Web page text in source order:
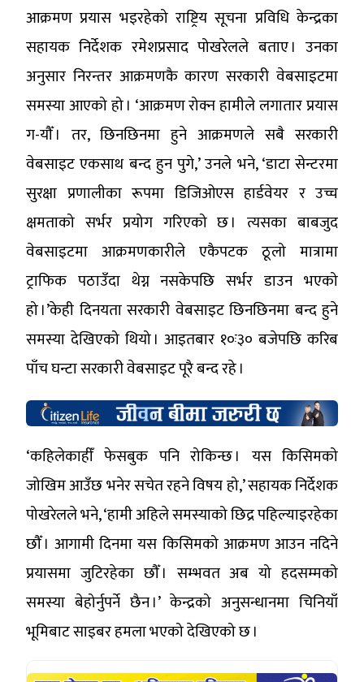
आक्रमण प्रयास भइरहेको राष्ट्रिय सूचना प्रविधि केन्द्रका
सहायक निर्देशक रमेशप्रसाद पोखरेलले बताए । उनका
अनुसार निरन्तर आक्रमणकै कारण सरकारी वेबसाइटमा
समस्या आएको हो । ‘आक्रमण रोक्न हामीले लगातार प्रयास
ग-यौँ । तर, छिनछिनमा हुने आक्रमणले सबै सरकारी
वेबसाइट एकसाथ बन्द हुन पुगे,’ उनले भने, ‘डाटा सेन्टरमा
सुरक्षा प्रणालीका रूपमा डिजिओएस हार्डवेयर र उच्च
क्षमताको सर्भर प्रयोग गरिएको छ । त्यसका बाबजुद
वेबसाइटमा आक्रमणकारीले एकैपटक ठूलो मात्रामा
ट्राफिक पठाउँदा थेग्न नसकेपछि सर्भर डाउन भएको
हो ।’केही दिनयता सरकारी वेबसाइट छिनछिनमा बन्द हुने
समस्या देखिएको थियो । आइतबार १०ः३० बजेपछि करिब
पाँच घन्टा सरकारी वेबसाइट पूरै बन्द रहे ।
‘कहिलेकाहीँ फेसबुक पनि रोकिन्छ । यस किसिमको
जोखिम आउँछ भनेर सचेत रहने विषय हो,’ सहायक निर्देशक
पोखरेलले भने, ‘हामी अहिले समस्याको छिद्र पहिल्याइरहेका
छौँ । आगामी दिनमा यस किसिमको आक्रमण आउन नदिने
प्रयासमा जुटिरहेका छौँ । सम्भवत अब यो हदसम्मको
समस्या बेहोर्नुपर्ने छैन ।’ केन्द्रको अनुसन्धानमा चिनियाँ
भूमिबाट साइबर हमला भएको देखिएको छ ।